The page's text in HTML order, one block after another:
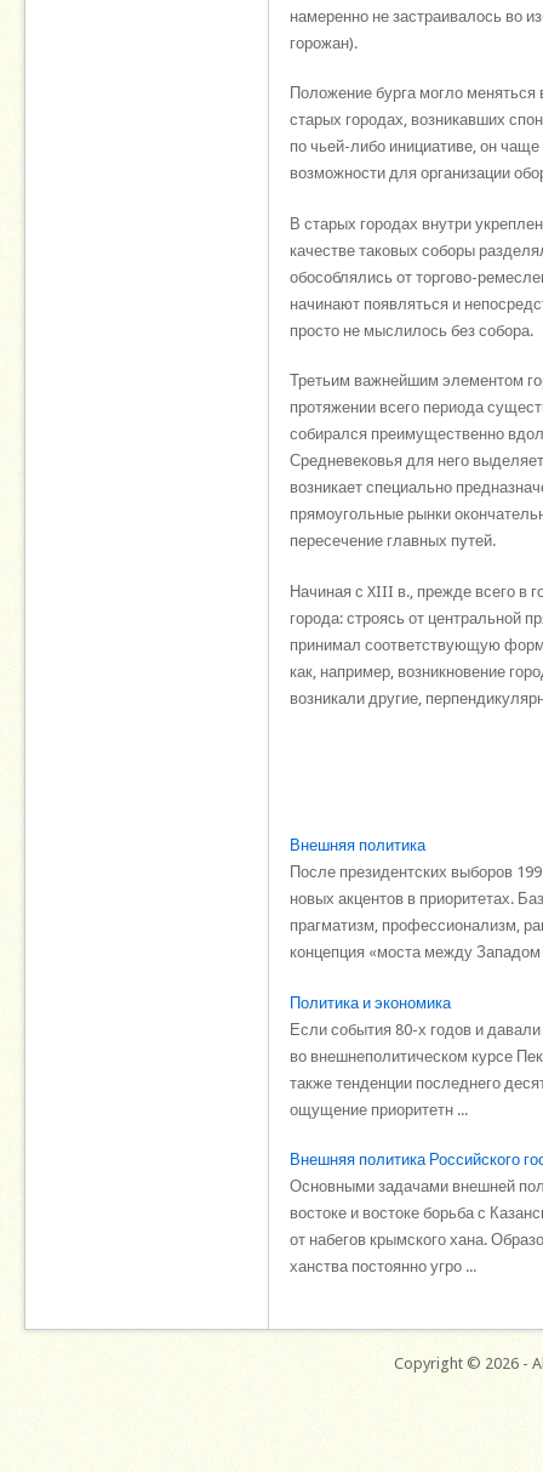
намеренно не застраивалось во
горожан).
Положение бурга могло меняться
старых городах, возникавших
по чьей-либо инициативе, он
возможности для организации
В старых городах внутри
качестве таковых соборы
обособлялись от торгово-
начинают появляться и
просто не мыслилось без собора.
Третьим важнейшим элементом
протяжении всего периода
собирался преимущественно
Средневековья для него
возникает специально
прямоугольные рынки
пересечение главных путей.
Начиная с XIII в., прежде всего в
города: строясь от центральной
принимал соответствующую
как, например, возникновение
возникали другие,
Внешняя политика
После президентских выборов
новых акцентов в приоритетах.
прагматизм, профессионализм,
концепция «моста между Западом
Политика и экономика
Если события 80-х годов и
во внешнеполитическом курсе
также тенденции последнего
ощущение приоритетн ...
Внешняя политика Российского
Основными задачами внешней
востоке и востоке борьба с
от набегов крымского хана.
ханства постоянно угро ...
Copyright © 2026 -